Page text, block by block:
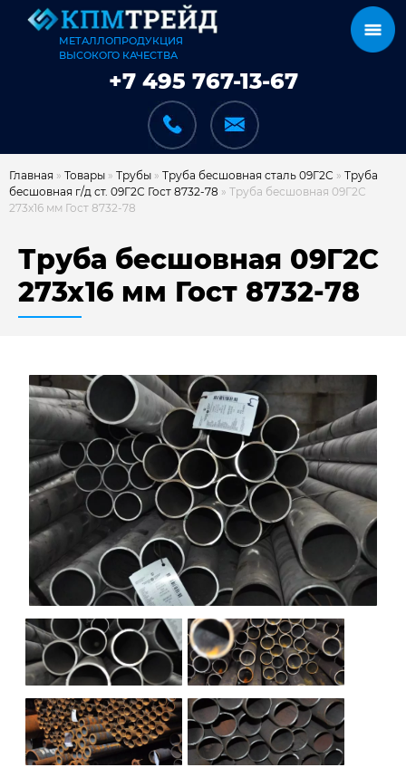
МЕТАЛЛОПРОДУКЦИЯ
ВЫСОКОГО КАЧЕСТВА
+7 495 767-13-67
ДОСТАВКА И ОПЛАТА
НАШИ ОБЪЕКТЫ
ОТЗЫВЫ
О НАС
БЛОГ
КОНТАКТЫ
Главная » Товары » Трубы » Труба бесшовная сталь 09Г2С » Труба
бесшовная г/д ст. 09Г2С Гост 8732-78 » Труба бесшовная 09Г2С
273х16 мм Гост 8732-78
Труба бесшовная 09Г2С
273х16 мм Гост 8732-78